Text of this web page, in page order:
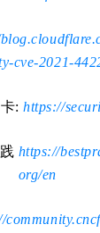
cve-2021-
: https://
https://
org/en